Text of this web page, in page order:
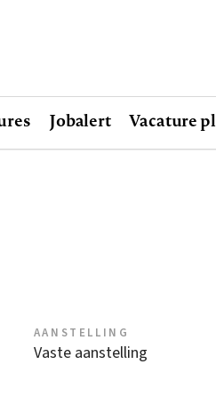
Jobalert Vacature
AANSTELLING
Vaste aanstelling